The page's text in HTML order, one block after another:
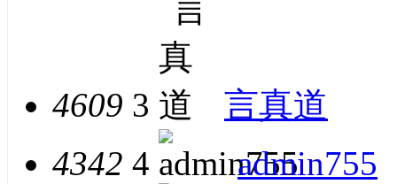
4609 3
言真道
4342 4 admin755